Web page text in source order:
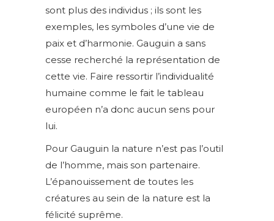
sont plus des individus ; ils sont les
exemples, les symboles d’une vie de
paix et d’harmonie. Gauguin a sans
cesse recherché la représentation de
cette vie. Faire ressortir l’individualité
humaine comme le fait le tableau
européen n’a donc aucun sens pour
lui.
Pour Gauguin la nature n’est pas l’outil
de l’homme, mais son partenaire.
L’épanouissement de toutes les
créatures au sein de la nature est la
félicité suprême.